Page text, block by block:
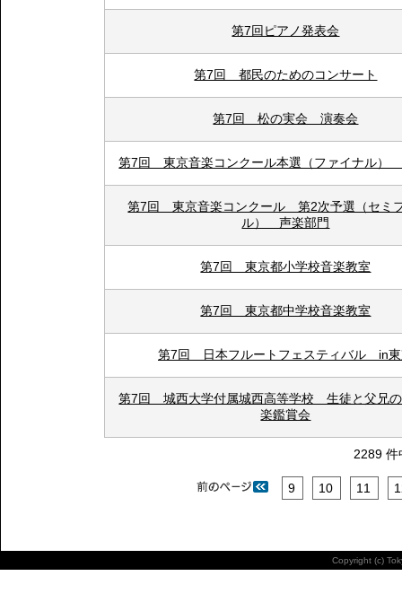
第7回ピアノ発表会
第7回 都民のためのコンサート
第7回 松の実会 演奏会
第7回 東京音楽コンクール本選（ファイナル）
第7回 東京音楽コンクール 第2次予選（セミ
ル） 声楽部門
第7回 東京都小学校音楽教室
第7回 東京都中学校音楽教室
第7回 日本フルートフェスティバル in
第7回 城西大学付属城西高等学校 生徒と父兄
楽鑑賞会
2289
9 10 11
Copyright (c)